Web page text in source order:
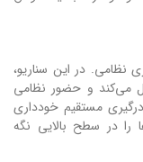
نظامی. در این سناریو،
می‌کند و حضور نظامی
مستقیم خودداری
را در سطح بالایی نگه